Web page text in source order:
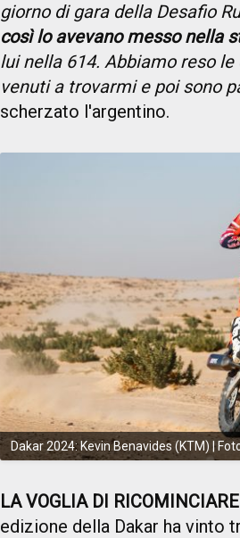
giorno di gara della Desafio
così lo avevano messo nella
lui nella 614. Abbiamo reso
venuti a trovarmi e poi sono
scherzato l'argentino.
Dakar 2024: Kevin Benavides (KTM) |
LA VOGLIA DI RICOMINCIARE
edizione della Dakar ha vinto